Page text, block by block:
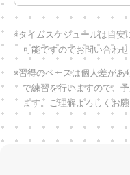
※タイムスケジュールは目安
可能ですのでお問い合わせ
※習得のペースは個人差があ
で練習を行いますので、
ます。ご理解よろしくお願